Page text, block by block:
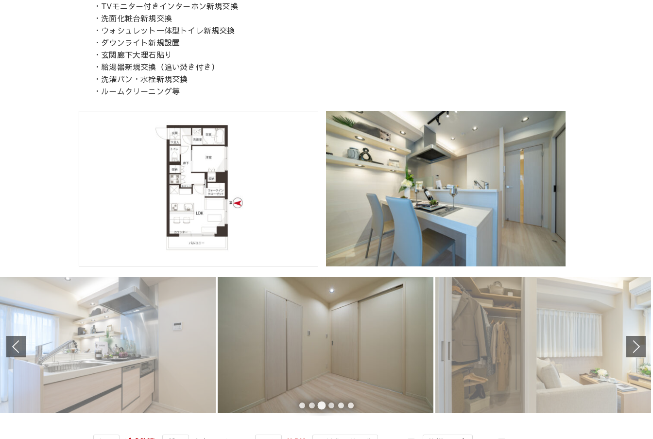
・TVモニター付きインターホン新規交換
・洗面化粧台新規交換
・ウォシュレット一体型トイレ新規交換
・ダウンライト新規設置
・玄関廊下大理石貼り
・給湯器新規交換（追い焚き付き）
・洗濯パン・水栓新規交換
・ルームクリーニング等